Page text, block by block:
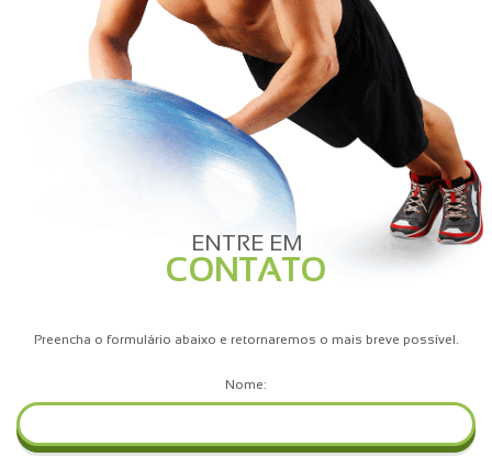
ENTRE EM
CONTATO
Preencha o formulário abaixo e retornaremos o mais breve possível.
Nome: